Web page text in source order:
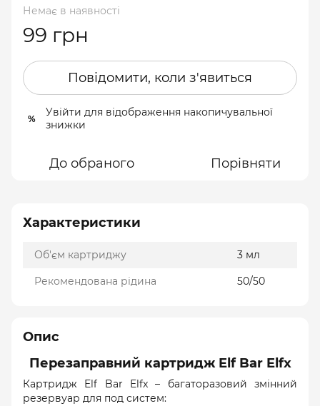
Немає в наявності
99 грн
Повідомити, коли з'явиться
% Увійти для відображення накопичувальної
знижки
До обраного Порівняти
Характеристики
Об'єм картриджу 3 мл
Рекомендована рідина 50/50
Опис
Перезаправний картридж Elf Bar Elfx
Картридж Elf Bar Elfx – багаторазовий змінний
резервуар для под систем: